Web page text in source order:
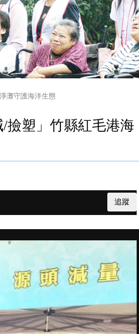
灘守護海洋生態
塑」竹縣紅毛港海
追蹤